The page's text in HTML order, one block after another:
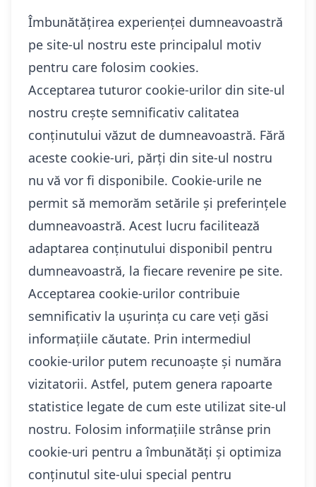
Îmbunătățirea experienței dumneavoastră
pe site-ul nostru este principalul motiv
pentru care folosim cookies.
Acceptarea tuturor cookie-urilor din site-ul
nostru crește semnificativ calitatea
conținutului văzut de dumneavoastră. Fără
aceste cookie-uri, părți din site-ul nostru
nu vă vor fi disponibile. Cookie-urile ne
permit să memorăm setările și preferințele
dumneavoastră. Acest lucru facilitează
adaptarea conținutului disponibil pentru
dumneavoastră, la fiecare revenire pe site.
Acceptarea cookie-urilor contribuie
semnificativ la ușurința cu care veți găsi
informațiile căutate. Prin intermediul
cookie-urilor putem recunoaște și număra
vizitatorii. Astfel, putem genera rapoarte
statistice legate de cum este utilizat site-ul
nostru. Folosim informațiile strânse prin
cookie-uri pentru a îmbunătăți și optimiza
conținutul site-ului special pentru